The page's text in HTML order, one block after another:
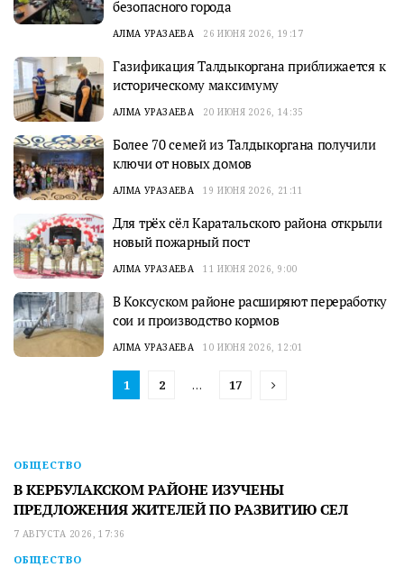
безопасного города
АЛМА УРАЗАЕВА 26 ИЮНЯ 2026, 19:17
Газификация Талдыкоргана приближается к
историческому максимуму
АЛМА УРАЗАЕВА 20 ИЮНЯ 2026, 14:35
Более 70 семей из Талдыкоргана получили
ключи от новых домов
АЛМА УРАЗАЕВА 19 ИЮНЯ 2026, 21:11
Для трёх сёл Каратальского района открыли
новый пожарный пост
АЛМА УРАЗАЕВА 11 ИЮНЯ 2026, 9:00
В Коксуском районе расширяют переработку
сои и производство кормов
АЛМА УРАЗАЕВА 10 ИЮНЯ 2026, 12:01
1 2 … 17
ОБЩЕСТВО
В КЕРБУЛАКСКОМ РАЙОНЕ ИЗУЧЕНЫ
ПРЕДЛОЖЕНИЯ ЖИТЕЛЕЙ ПО РАЗВИТИЮ СЕЛ
7 АВГУСТА 2026, 17:36
ОБЩЕСТВО